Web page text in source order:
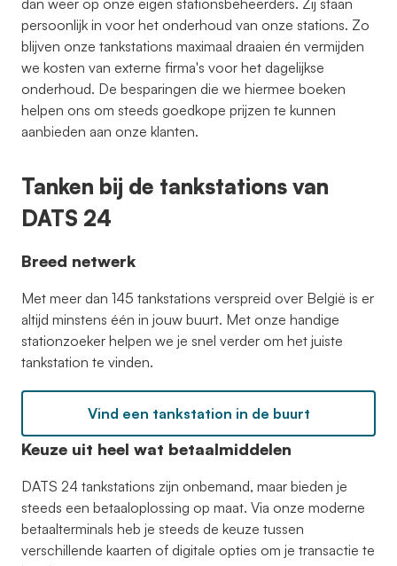
dan weer op onze eigen stationsbeheerders. Zij staan
persoonlijk in voor het onderhoud van onze stations. Zo
blijven onze tankstations maximaal draaien én vermijden
we kosten van externe firma's voor het dagelijkse
onderhoud. De besparingen die we hiermee boeken
helpen ons om steeds goedkope prijzen te kunnen
aanbieden aan onze klanten.
Tanken bij de tankstations van
DATS 24
Breed netwerk
Met meer dan 145 tankstations verspreid over België is er
altijd minstens één in jouw buurt. Met onze handige
stationzoeker helpen we je snel verder om het juiste
tankstation te vinden.
Vind een tankstation in de buurt
Keuze uit heel wat betaalmiddelen
DATS 24 tankstations zijn onbemand, maar bieden je
steeds een betaaloplossing op maat. Via onze moderne
betaalterminals heb je steeds de keuze tussen
verschillende kaarten of digitale opties om je transactie te